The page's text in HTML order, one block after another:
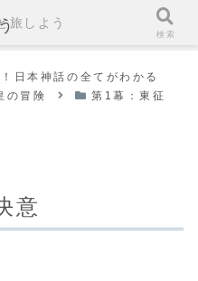
日本神話の全てがわかる
の冒険
第1幕：東征
意
旅しよう
検索